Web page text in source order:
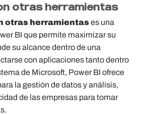
otras herramientas
otras herramientases una
BI que permite maximizar su
su alcance dentro de una
con aplicaciones tanto dentro
de Microsoft, Power BI ofrece
la gestión de datos y análisis,
de las empresas para tomar